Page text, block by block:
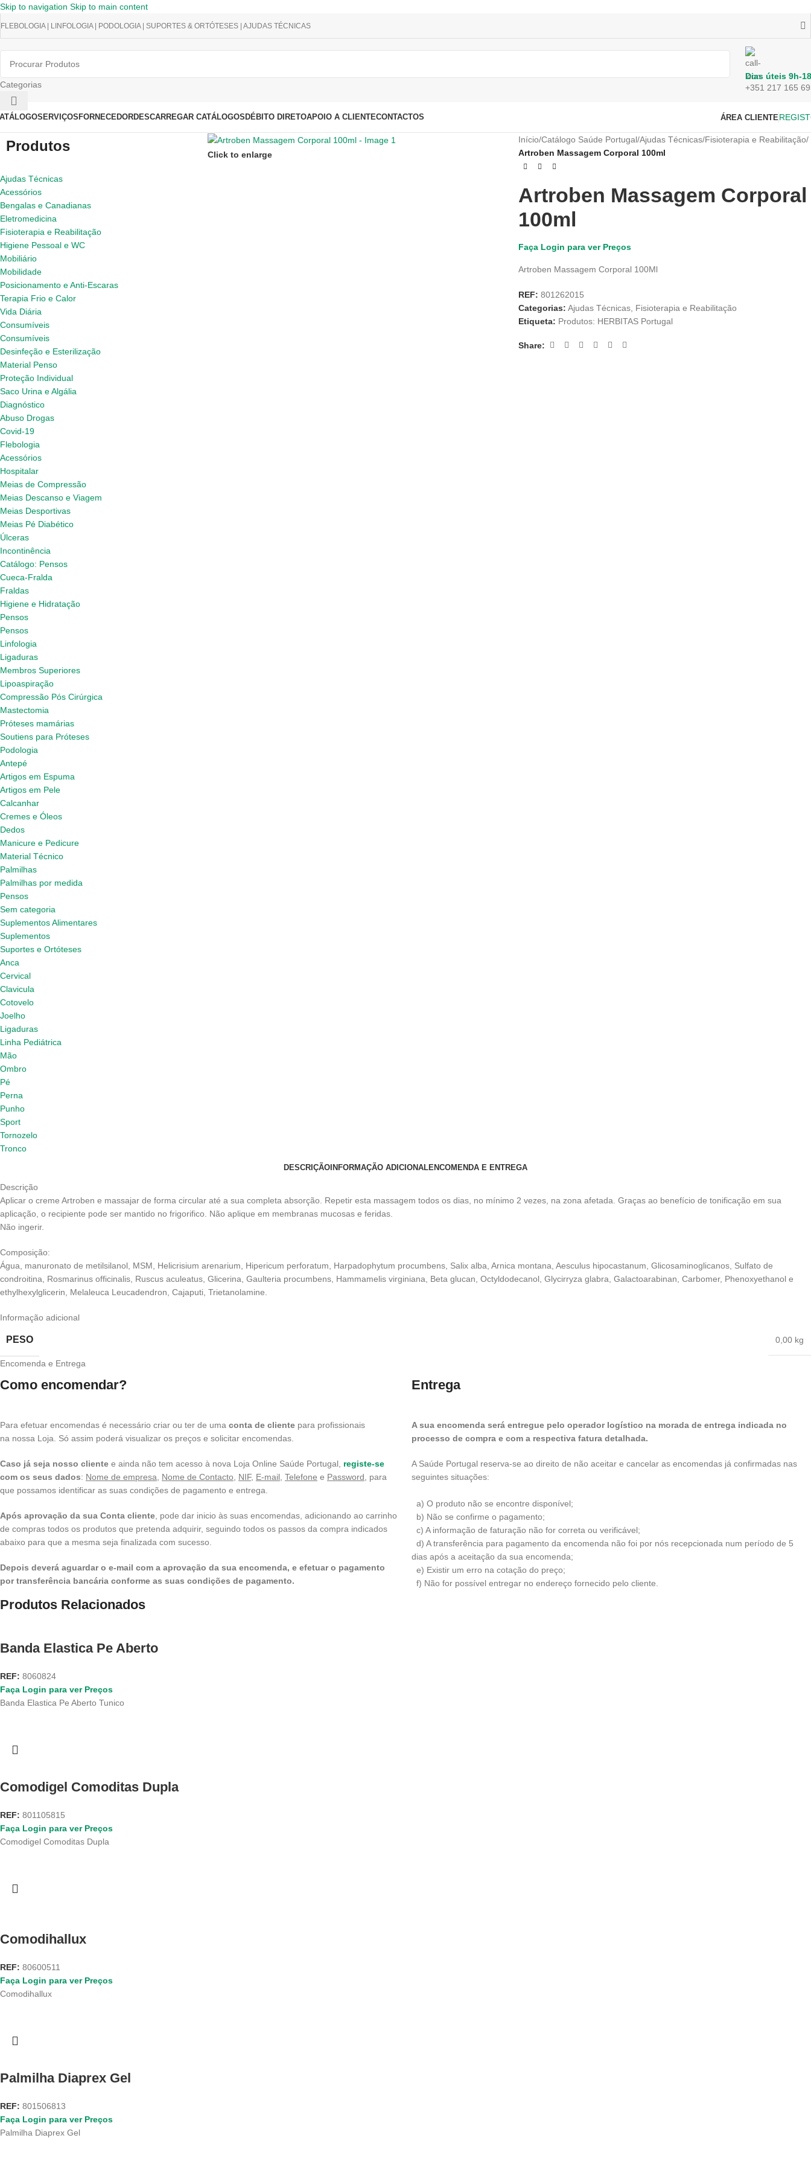
Skip to navigation Skip to main content
FLEBOLOGIA | LINFOLOGIA | PODOLOGIA | SUPORTES & ORTÓTESES | AJUDAS TÉCNICAS
Categorias
Dias úteis 9h-
+351 217 165
SERVIÇOS FORNECEDORDESCARREGAR CATÁLOGOS DÉBITO DIRETOAPOIO A CLIENTECONTACTOS ÁREA CLIENTE
Produtos
Ajudas Técnicas
Acessórios
Bengalas e Canadianas
Eletromedicina
Fisioterapia e Reabilitação
Higiene Pessoal e WC
Mobiliário
Mobilidade
Posicionamento e Anti-Escaras
Terapia Frio e Calor
Vida Diária
Consumíveis
Consumíveis
Desinfeção e Esterilização
Material Penso
Proteção Individual
Saco Urina e Algália
Diagnóstico
Abuso Drogas
Covid-19
Flebologia
Acessórios
Hospitalar
Meias de Compressão
Meias Descanso e Viagem
Meias Desportivas
Meias Pé Diabético
Úlceras
Incontinência
Catálogo: Pensos
Cueca-Fralda
Fraldas
Higiene e Hidratação
Pensos
Pensos
Linfologia
Ligaduras
Membros Superiores
Lipoaspiração
Compressão Pós Cirúrgica
Mastectomia
Próteses mamárias
Soutiens para Próteses
Podologia
Antepé
Artigos em Espuma
Artigos em Pele
Calcanhar
Cremes e Óleos
Dedos
Manicure e Pedicure
Material Técnico
Palmilhas
Palmilhas por medida
Pensos
Sem categoria
Suplementos Alimentares
Suplementos
Suportes e Ortóteses
Anca
Cervical
Clavicula
Cotovelo
Joelho
Ligaduras
Linha Pediátrica
Mão
Ombro
Pé
Perna
Punho
Sport
Tornozelo
Tronco
Click to enlarge
Início/Catálogo Saúde Portugal/Ajudas Técnicas/Fisioterapia e Reabilitação/
Artroben Massagem Corporal 100ml
Artroben Massagem Corporal
100ml
Faça Login para ver Preços
Artroben Massagem Corporal 100Ml
REF: 801262015
Categorias: Ajudas Técnicas, Fisioterapia e Reabilitação
Etiqueta: Produtos: HERBITAS Portugal
Share:
DESCRIÇÃO INFORMAÇÃO ADICIONALENCOMENDA E ENTREGA
Descrição
Aplicar o creme Artroben e massajar de forma circular até a sua completa absorção. Repetir esta massagem todos os dias, no mínimo 2 vezes, na zona afetada. Graças ao benefício de tonificação em sua
aplicação, o recipiente pode ser mantido no frigorifico. Não aplique em membranas mucosas e feridas.
Não ingerir.
Composição:
Água, manuronato de metilsilanol, MSM, Helicrisium arenarium, Hipericum perforatum, Harpadophytum procumbens, Salix alba, Arnica montana, Aesculus hipocastanum, Glicosaminoglicanos, Sulfato de
condroitina, Rosmarinus officinalis, Ruscus aculeatus, Glicerina, Gaulteria procumbens, Hammamelis virginiana, Beta glucan, Octyldodecanol, Glycirryza glabra, Galactoarabinan, Carbomer, Phenoxyethanol e
ethylhexylglicerin, Melaleuca Leucadendron, Cajaputi, Trietanolamine.
Informação adicional
PESO 0,00 kg
Encomenda e Entrega
Como encomendar?
Para efetuar encomendas é necessário criar ou ter de uma conta de cliente para profissionais
na nossa Loja. Só assim poderá visualizar os preços e solicitar encomendas.
Caso já seja nosso cliente e ainda não tem acesso à nova Loja Online Saúde Portugal, registe-se
com os seus dados: Nome de empresa Nome de Contacto NIF, E-mail, Telefone e Password , para
que possamos identificar as suas condições de pagamento e entrega.
Após aprovação da sua Conta cliente , pode dar inicio às suas encomendas, adicionando ao carrinho
de compras todos os produtos que pretenda adquirir, seguindo todos os passos da compra indicados
abaixo para que a mesma seja finalizada com sucesso.
Depois deverá aguardar o e-mail com a aprovação da sua encomenda, e efetuar o pagamento
por transferência bancária conforme as suas condições de pagamento.
Entrega
A sua encomenda será entregue pelo operador logístico na morada de entrega indicada no
processo de compra e com a respectiva fatura detalhada.
A Saúde Portugal reserva-se ao direito de não aceitar e cancelar as encomendas já confirmadas nas
seguintes situações:
a) O produto não se encontre disponível;
b) Não se confirme o pagamento;
c) A informação de faturação não for correta ou verificável;
d) A transferência para pagamento da encomenda não foi por nós recepcionada num período de 5
dias após a aceitação da sua encomenda;
e) Existir um erro na cotação do preço;
f) Não for possível entregar no endereço fornecido pelo cliente.
Produtos Relacionados
Banda Elastica Pe Aberto
REF: 8060824
Faça Login para ver Preços
Banda Elastica Pe Aberto Tunico
Comodigel Comoditas Dupla
REF: 801105815
Faça Login para ver Preços
Comodigel Comoditas Dupla
Comodihallux
REF: 80600511
Faça Login para ver Preços
Comodihallux
Palmilha Diaprex Gel
REF: 801506813
Faça Login para ver Preços
Palmilha Diaprex Gel